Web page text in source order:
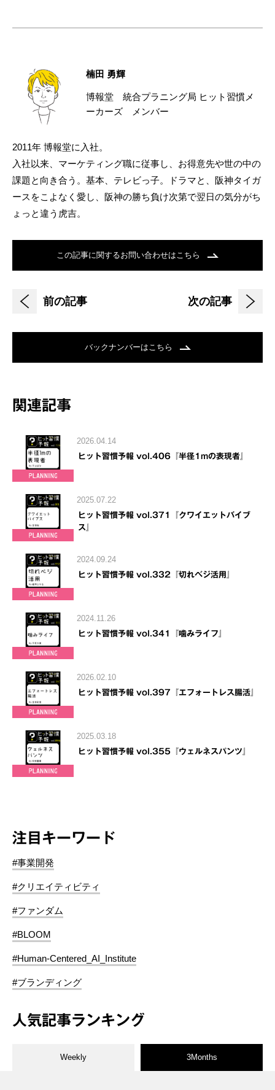
楠田 勇輝
博報堂 統合プラニング局 ヒット習慣メ
ーカーズ メンバー
2011年 博報堂に入社。
入社以来、マーケティング職に従事し、お得意先や世の中の
課題と向き合う。基本、テレビっ子。ドラマと、阪神タイガ
ースをこよなく愛し、阪神の勝ち負け次第で翌日の気分がち
ょっと違う虎吉。
この記事に関するお問い合わせはこちら
前の記事 次の記事
バックナンバーはこちら
関連記事
2026.04.14
ヒット習慣予報 vol.406『半径1mの表現者』
2025.07.22
ヒット習慣予報 vol.371『クワイエットバイブ
ス』
2024.09.24
ヒット習慣予報 vol.332『切れベジ活用』
2024.11.26
ヒット習慣予報 vol.341『噛みライフ』
2026.02.10
ヒット習慣予報 vol.397『エフォートレス腸活』
2025.03.18
ヒット習慣予報 vol.355『ウェルネスパンツ』
注目キーワード
#事業開発
#クリエイティビティ
#ファンダム
#BLOOM
#Human-Centered_AI_Institute
#ブランディング
人気記事ランキング
Weekly 3Months